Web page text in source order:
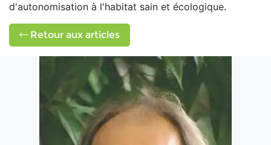
d'autonomisation à l'habitat sain et écologique.
Retour aux articles